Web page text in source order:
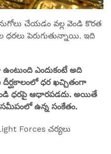
చేయడం వల్ల వెండి కొరత
పెరుగుతున్నాయి. ఇది
ఎందుకంటే అది
ధర ఖచ్చితంగా
ధరపై ఆధారపడదు. అయితే
ఉన్న సంకేతం.
Forces చర్యలు